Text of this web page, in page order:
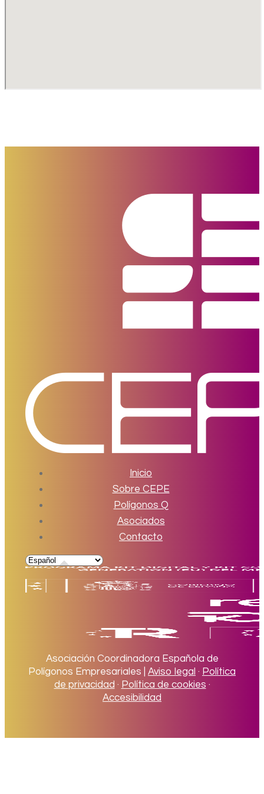
Inicio
Sobre CEPE
Polígonos Q
Asociados
Contacto
Asociación Coordinadora Española de
Polígonos Empresariales | Aviso legal · Política
de privacidad · Política de cookies ·
Accesibilidad